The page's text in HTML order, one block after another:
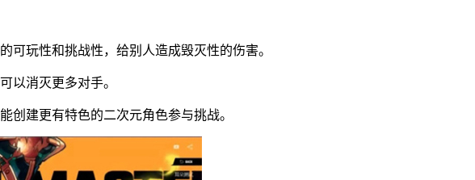
可玩性和挑战性，给别人造成毁灭性的伤害。
以消灭更多对手。
创建更有特色的二次元角色参与挑战。